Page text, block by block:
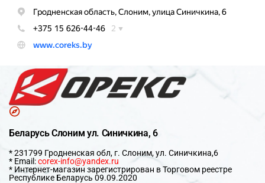
Беларусь Слоним ул. Синичкина, 6
* 231799 Гродненская обл, г. Слоним, ул. Синичкина,6
* Email:corex-info@yandex.ru
* Интернет-магазин зарегистрирован в Торговом реестре
Республике Беларусь 09.09.2020